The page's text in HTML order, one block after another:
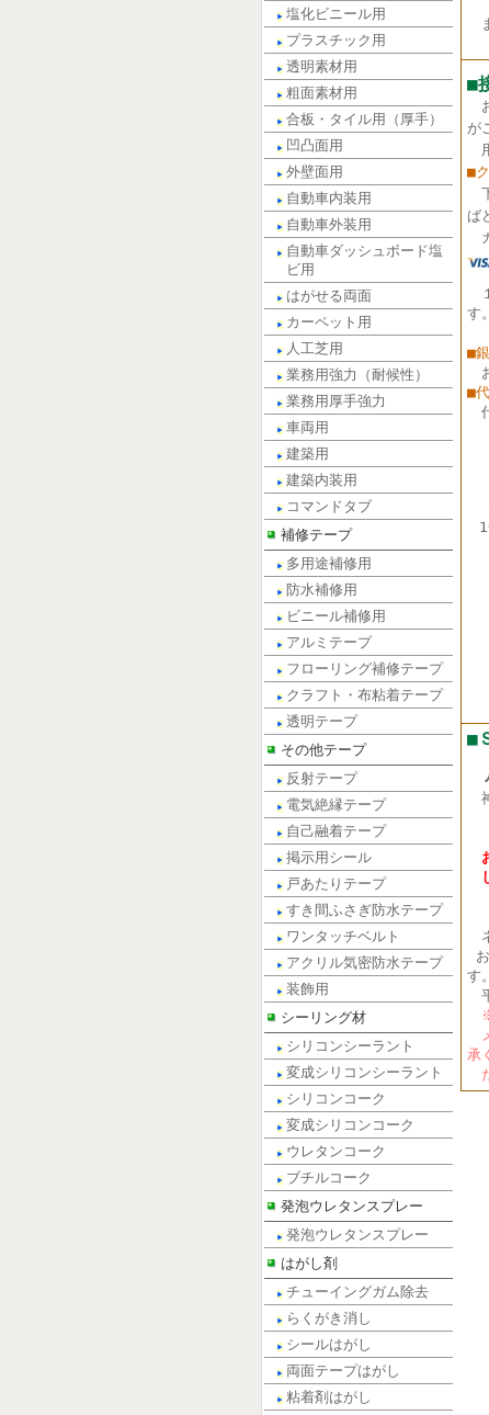
塩化ビニール用
プラスチック用
透明素材用
粗面素材用
合板・タイル用（厚手）
凹凸面用
外壁面用
自動車内装用
自動車外装用
自動車ダッシュボード塩
ビ用
はがせる両面
カーペット用
人工芝用
業務用強力（耐候性）
業務用厚手強力
車両用
建築用
建築内装用
コマンドタブ
補修テープ
多用途補修用
防水補修用
ビニール補修用
アルミテープ
フローリング補修テープ
クラフト・布粘着テープ
透明テープ
その他テープ
反射テープ
電気絶縁テープ
自己融着テープ
掲示用シール
戸あたりテープ
すき間ふさぎ防水テープ
ワンタッチベルト
アクリル気密防水テープ
装飾用
シーリング材
シリコンシーラント
変成シリコンシーラント
シリコンコーク
変成シリコンコーク
ウレタンコーク
ブチルコーク
発泡ウレタンスプレー
発泡ウレタンスプレー
はがし剤
チューイングガム除去
らくがき消し
シールはがし
両面テープはがし
粘着剤はがし
■
が
■
ば
す。
■
■
■
す。
※
承く